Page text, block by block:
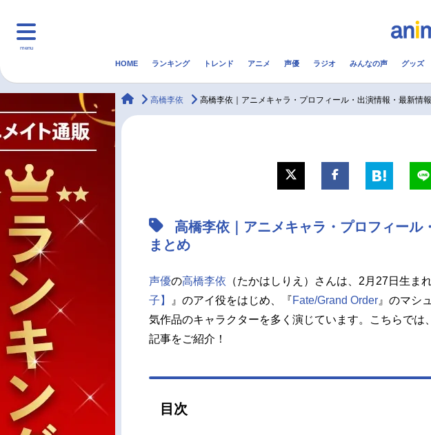
menu
マンガ・ラノベ
声優記事一覧
アニメ映画一
男性声優/女
HOME ランキング トレンド アニメ 声優 ラジオ みんなの声 グッズ
animateTimes
高橋李依 高橋李依｜アニメキャラ・プロフィール・出演情報・最新情
高橋李依｜アニメキャラ・プロフィール
まとめ
声優の高橋李依 （たかはしりえ）さんは、2月27日生ま
子】
』のアイ役をはじめ、『Fate/Grand Order 』のマシ
気作品のキャラクターを多く演じています。こちらでは、
記事をご紹介！
目次